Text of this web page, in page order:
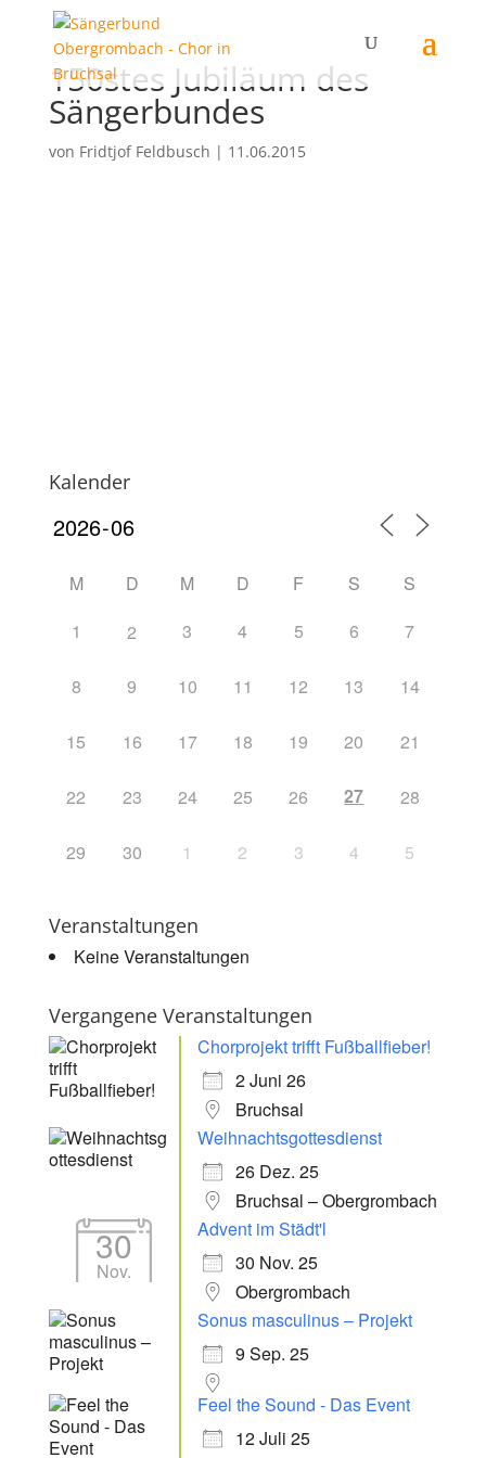
150stes Jubiläum des
Sängerbundes
von Fridtjof Feldbusch | 11.06.2015
Kalender
M D M D F S
S
1
2 3 4 5 6 7
8 9 10 11 12 13 14
15 16 17 18 19 20 21
22 23 24 25 26 27 28
29 30 1 2 3 4 5
Veranstaltungen
Keine Veranstaltungen
Vergangene Veranstaltungen
Chorprojekt trifft Fußballfieber!
2 Juni 26
Bruchsal
Weihnachtsgottesdienst
26 Dez. 25
Bruchsal – Obergrombach
30
Nov.
Advent im Städt'l
30 Nov. 25
Obergrombach
Sonus masculinus – Projekt
9 Sep. 25
Feel the Sound - Das Event
12 Juli 25